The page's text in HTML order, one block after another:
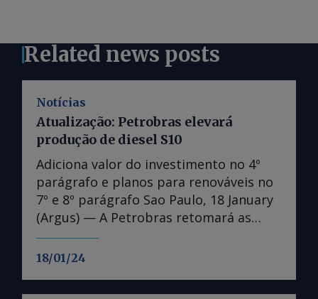
Related news posts
Notícias
18/01/24
Atualização: Petrobras elevará
produção de diesel S10
Adiciona valor do investimento no 4º
parágrafo e planos para renováveis no
7º e 8º parágrafo Sao Paulo, 18 January
(Argus) — A Petrobras retomará as
obras de expansão da Refinaria Abreu e
Lima (Rnest), aumentando a produção